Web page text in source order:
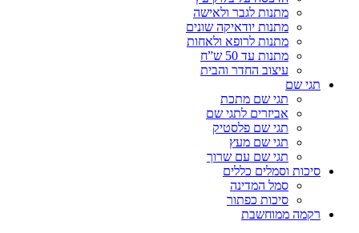
מתנות לגבר ולאישה
מתנות יודאיקה שונים
מתנות לרופא ולאחות
מתנות עד 50 ש”ח
עיצוב החדר והבית
תגי שם
תגי שם מתכת
אביזרים לתגי שם
תגי שם פלסטיק
תגי שם מעץ
תגי שם עם שרוך
סיכות וסמלים כללים
סמל המדינה
סיכות כפתור
רקמה ממוחשבת